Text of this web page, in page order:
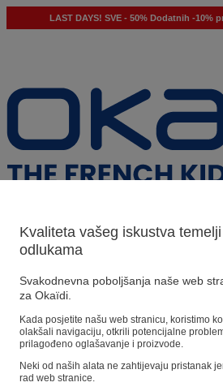
LAST DAYS! SVE - 50% Dodatnih -10%
Naši prijedlozi
Predloženi proizvodi
Pogledajte sve proizvode
Kvaliteta vašeg iskustva
odlukama
Svakodnevna poboljšanja naše web
za Okaïdi.
Kada posjetite našu web stranicu, koristimo
olakšali navigaciju, otkrili potencijalne
prilagođeno oglašavanje i proizvode.
Neki od naših alata ne zahtijevaju pristanak
rad web stranice.